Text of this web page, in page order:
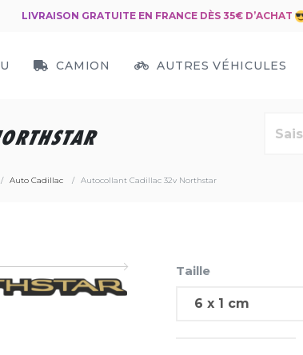
LIVRAISON GRATUITE EN FRANCE DÈS 35€ D’ACHAT
CAMION AUTRES VÉHICULES
Auto Cadillac Autocollant Cadillac 32v Northstar
Taille